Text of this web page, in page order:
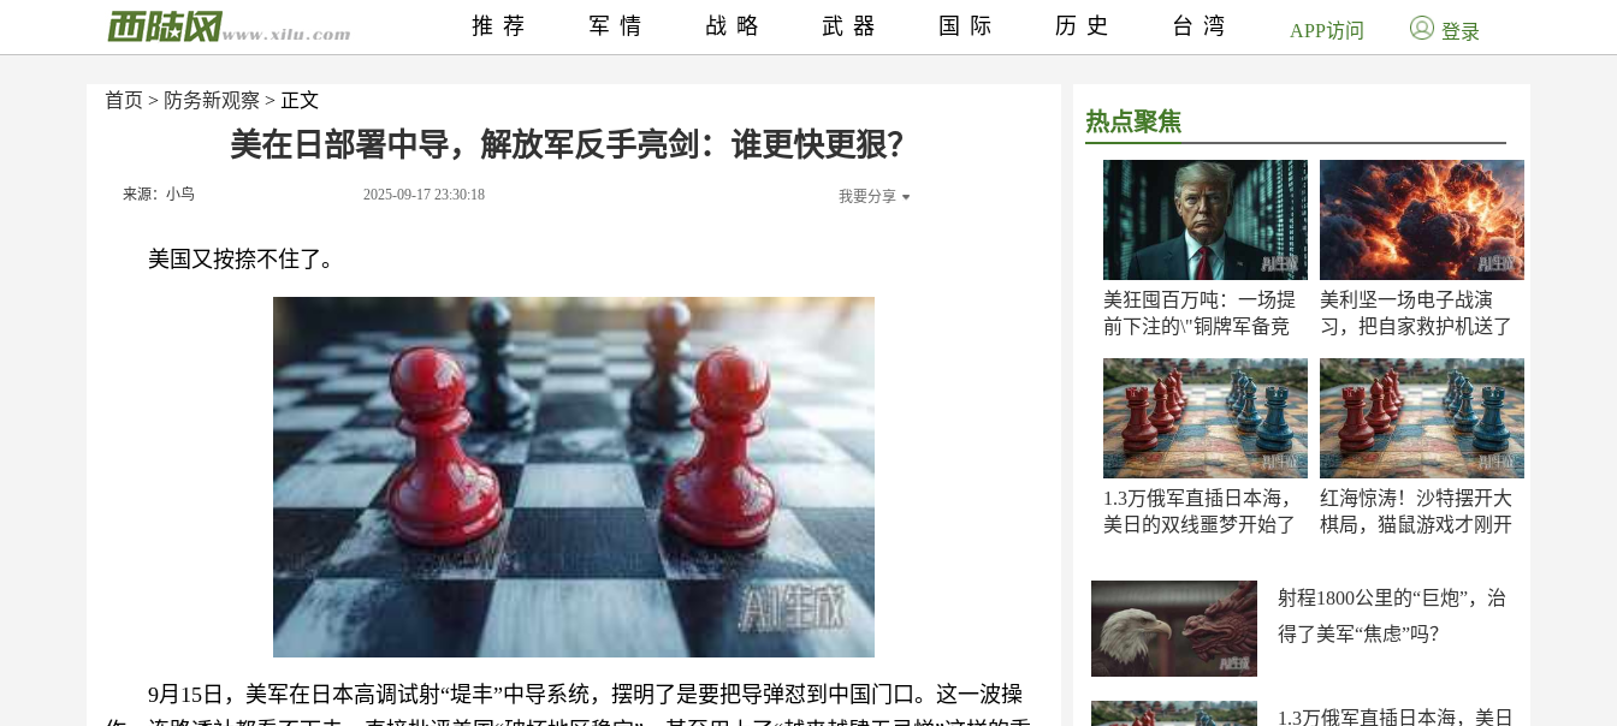
首页 > 防务新观察 > 正文
美在日部署中导，解放军反手亮剑：谁更快更狠？
来源：小鸟 2025-09-17 23:30:18 我要分享
美国又按捺不住了。
9月15日，美军在日本高调试射“堤丰”中导系统，摆明了是要把导弹怼到中国门口。这一波操
热点聚焦
美狂囤百万吨：一场提
前下注的\"铜牌军备竞
美利坚一场电子战演
习，把自家救护机送了
1.3万俄军直插日本海，
美日的双线噩梦开始了
红海惊涛！沙特摆开大
棋局，猫鼠游戏才刚开
射程1800公里的“巨炮”，治
得了美军“焦虑”吗？
1.3万俄军直插日本海，美日
推荐 军情 战略 武器 国际 历史 台湾 APP访问 登录